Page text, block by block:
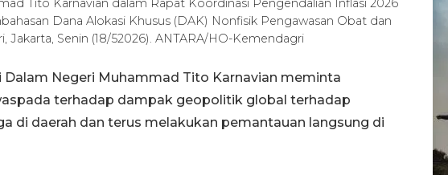
Tito Karnavian dalam Rapat Koordinasi Pengendalian Inflasi 2026
Dana Alokasi Khusus (DAK) Nonfisik Pengawasan Obat dan
Jakarta, Senin (18/52026). ANTARA/HO-Kemendagri
Dalam Negeri Muhammad Tito Karnavian meminta
terhadap dampak geopolitik global terhadap
di daerah dan terus melakukan pemantauan langsung di